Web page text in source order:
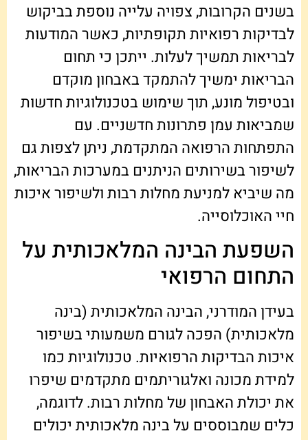
בשנים הקרובות, צפויה עלייה נוספת בביקוש
לבדיקות רפואיות תקופתיות, כאשר המודעות
לבריאות תמשיך לעלות. ייתכן כי תחום
הבריאות ימשיך להתמקד באבחון מוקדם
ובטיפול מונע, תוך שימוש בטכנולוגיות חדשות
שמביאות עמן פתרונות חדשניים. עם
התפתחות הרפואה המתקדמת, ניתן לצפות גם
לשיפור בשירותים הניתנים במערכות הבריאות,
מה שיביא למניעת מחלות רבות ולשיפור איכות
חיי האוכלוסייה.
השפעת הבינה המלאכותית על
התחום הרפואי
בעידן המודרני, הבינה המלאכותית (בינה
מלאכותית) הפכה לגורם משמעותי בשיפור
איכות הבדיקות הרפואיות. טכנולוגיות כמו
למידת מכונה ואלגוריתמים מתקדמים שיפרו
את יכולת האבחון של מחלות רבות. לדוגמה,
כלים שמבוססים על בינה מלאכותית יכולים